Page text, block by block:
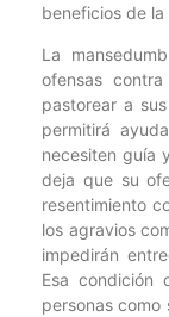
beneficios de
La
ofensas
pastorear a
permitirá
necesiten guía
deja que su
resentimiento
los agravios
impedirán
Esa condición
personas como